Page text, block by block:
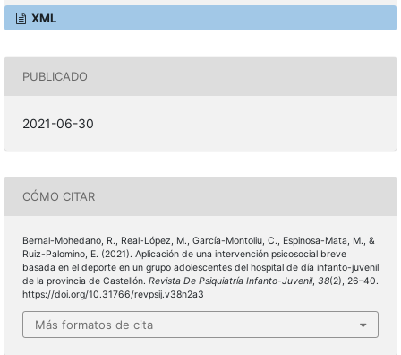
XML
PUBLICADO
2021-06-30
CÓMO CITAR
Bernal-Mohedano, R., Real-López, M., García-Montoliu, C., Espinosa-Mata, M., &
Ruiz-Palomino, E. (2021). Aplicación de una intervención psicosocial breve
basada en el deporte en un grupo adolescentes del hospital de día infanto-juvenil
de la provincia de Castellón. Revista De Psiquiatría Infanto-Juvenil, 38(2), 26–40.
https://doi.org/10.31766/revpsij.v38n2a3
Más formatos de cita